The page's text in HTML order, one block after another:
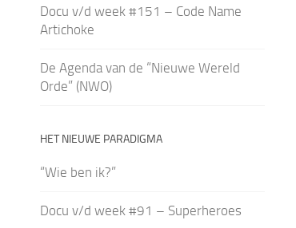
Docu v/d week #151 – Code Name
Artichoke
De Agenda van de “Nieuwe Wereld
Orde” (NWO)
HET NIEUWE PARADIGMA
“Wie ben ik?”
Docu v/d week #91 – Superheroes